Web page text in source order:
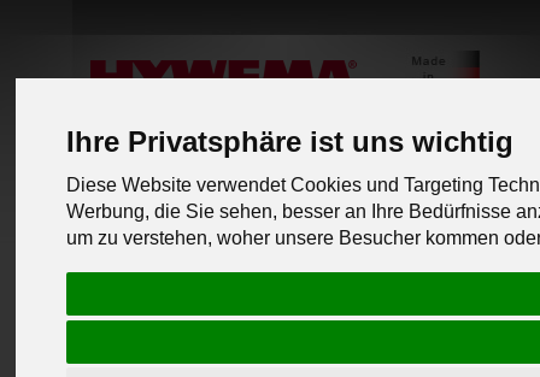
Ihre Privatsphäre ist uns wichtig
Diese Website verwendet Cookies und Targeting
Werbung, die Sie sehen, besser an Ihre Bedürfnisse
um zu verstehen, woher unsere Besucher kommen
PRODUKTLINIEN
Mobile Hebeböcke
Wir sind